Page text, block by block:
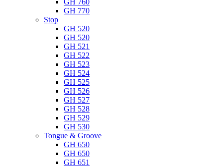
GH 760
GH 770
Stop
GH 520
GH 520
GH 521
GH 522
GH 523
GH 524
GH 525
GH 526
GH 527
GH 528
GH 529
GH 530
Tongue & Groove
GH 650
GH 650
GH 651